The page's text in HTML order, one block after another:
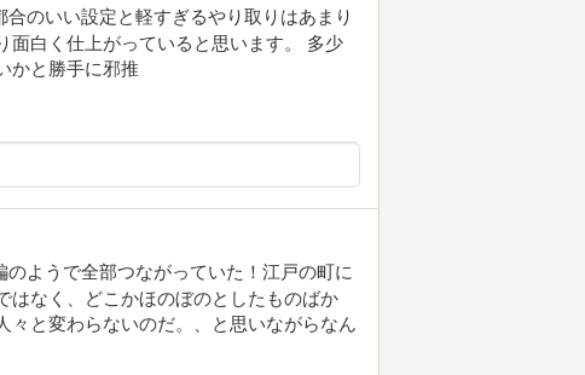
のいい設定と軽すぎるやり取りはあまり
面白く仕上がっていると思います。 多少
かと勝手に邪推
ようで全部つながっていた！江戸の町に
はなく、どこかほのぼのとしたものばか
々と変わらないのだ。、と思いながらなん